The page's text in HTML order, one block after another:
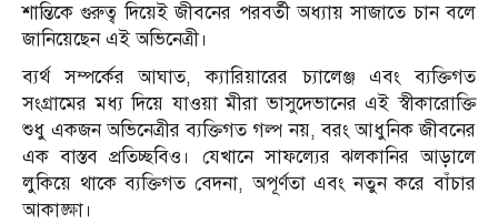
শান্তিকে গুরুত্ব দিয়েই জীবনের পরবর্তী অধ্যায় সাজাতে চান বলে
জানিয়েছেন এই অভিনেত্রী।
ব্যর্থ সম্পর্কের আঘাত, ক্যারিয়ারের চ্যালেঞ্জ এবং ব্যক্তিগত
সংগ্রামের মধ্য দিয়ে যাওয়া মীরা ভাসুদেভানের এই স্বীকারোক্তি
শুধু একজন অভিনেত্রীর ব্যক্তিগত গল্প নয়, বরং আধুনিক জীবনের
এক বাস্তব প্রতিচ্ছবিও। যেখানে সাফল্যের ঝলকানির আড়ালে
লুকিয়ে থাকে ব্যক্তিগত বেদনা, অপূর্ণতা এবং নতুন করে বাঁচার
আকাঙ্ক্ষা।